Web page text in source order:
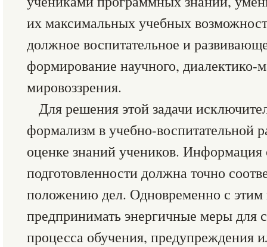
их максимальных учебных
должное воспитательное и
формирование научного, диалектико-
мировоззрения.
Для решения этой задачи
формализм в учебно-воспитательной
оценке знаний учеников. Информация
подготовленности должна точно
положению дел. Одновременно с этим
предпринимать энергичные меры для
процесса обучения, предупреждения